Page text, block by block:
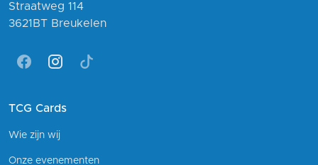
Straatweg 114
3621BT Breukelen
FacebookInstagram
Tiktok
TCG Cards
Wie zijn wij
Onze evenementen